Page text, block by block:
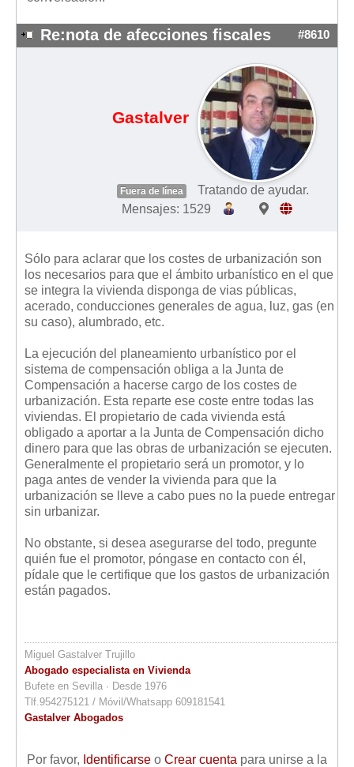
Re:nota de afecciones fiscales #8610
Gastalver
Fuera de línea
Tratando de ayudar.
Mensajes: 1529
Sólo para aclarar que los costes de urbanización son
los necesarios para que el ámbito urbanístico en el que
se integra la vivienda disponga de vias públicas,
acerado, conducciones generales de agua, luz, gas (en
su caso), alumbrado, etc.
La ejecución del planeamiento urbanístico por el
sistema de compensación obliga a la Junta de
Compensación a hacerse cargo de los costes de
urbanización. Esta reparte ese coste entre todas las
viviendas. El propietario de cada vivienda está
obligado a aportar a la Junta de Compensación dicho
dinero para que las obras de urbanización se ejecuten.
Generalmente el propietario será un promotor, y lo
paga antes de vender la vivienda para que la
urbanización se lleve a cabo pues no la puede entregar
sin urbanizar.
No obstante, si desea asegurarse del todo, pregunte
quién fue el promotor, póngase en contacto con él,
pídale que le certifique que los gastos de urbanización
están pagados.
Miguel Gastalver Trujillo
Abogado especialista en Vivienda
Bufete en Sevilla · Desde 1976
Tlf.954275121 / Móvil/Whatsapp 609181541
Gastalver Abogados
Por favor, Identificarse o Crear cuenta para unirse a la